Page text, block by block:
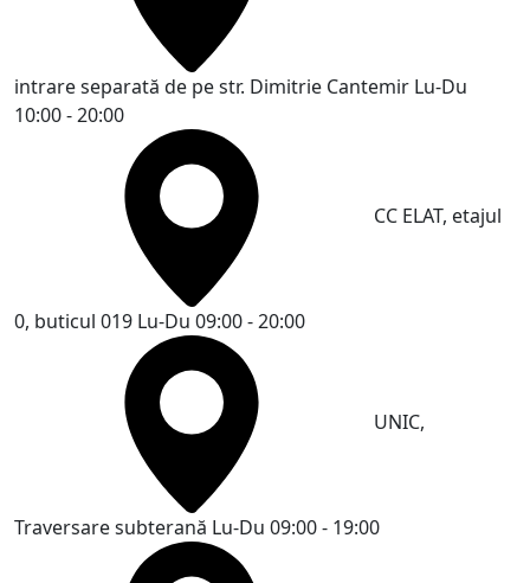
intrare separată de pe str. Dimitrie Cantemir Lu-Du
10:00 - 20:00
CC ELAT, etajul
0, buticul 019 Lu-Du 09:00 - 20:00
UNIC,
Traversare subterană Lu-Du 09:00 - 19:00